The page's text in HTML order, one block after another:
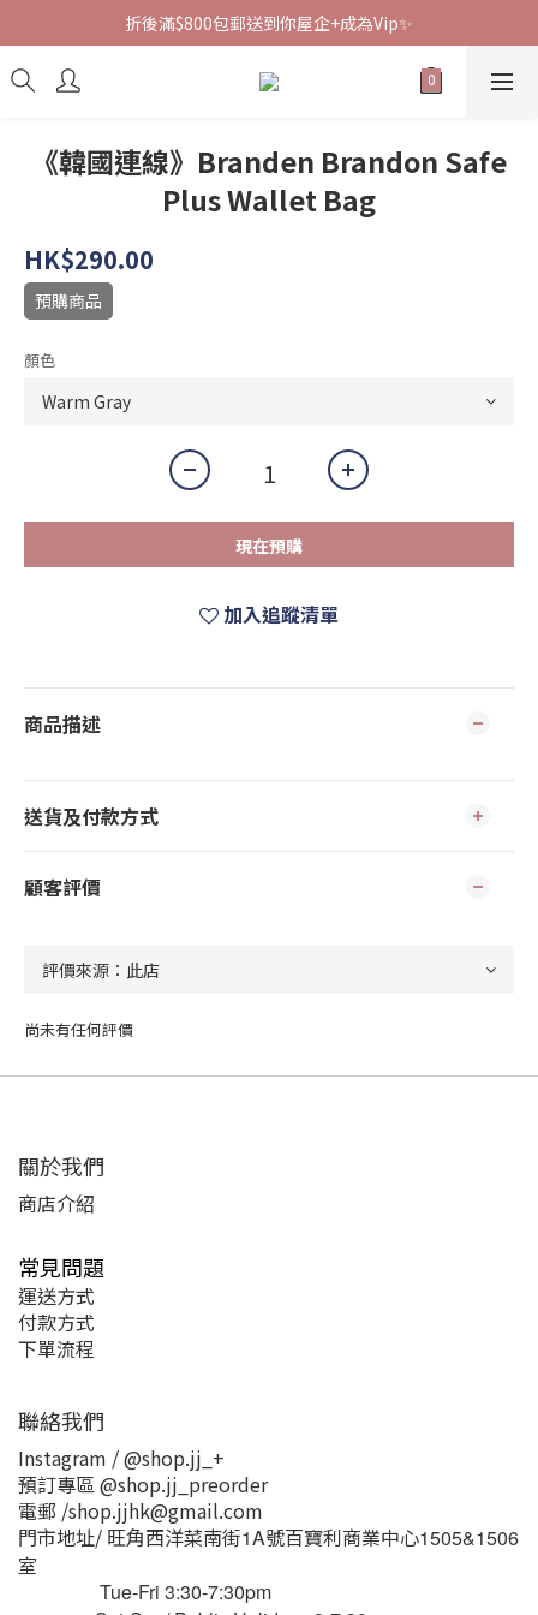
折後滿$800包郵送到你屋企+成為Vip✨
《韓國連線》Branden Brandon Safe
Plus Wallet Bag
HK$290.00
預購商品
顏色
現在預購
加入追蹤清單
商品描述
送貨及付款方式
顧客評價
尚未有任何評價
關於我們
商店介紹
常見問題
運送方式
付款方式
下單流程
聯絡我們
Instagram / @shop.jj_+
預訂專區 @shop.jj_preorder
電郵 /shop.jjhk@gmail.com
門市地址/ 旺角西洋菜南街1A號百寶利商業中心1505&1506
室
Tue-Fri 3:30-7:30pm